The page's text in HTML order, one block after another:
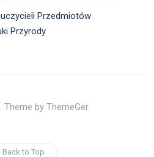
Przedmiotów
Przyrody
by ThemeGer.
Back to Top